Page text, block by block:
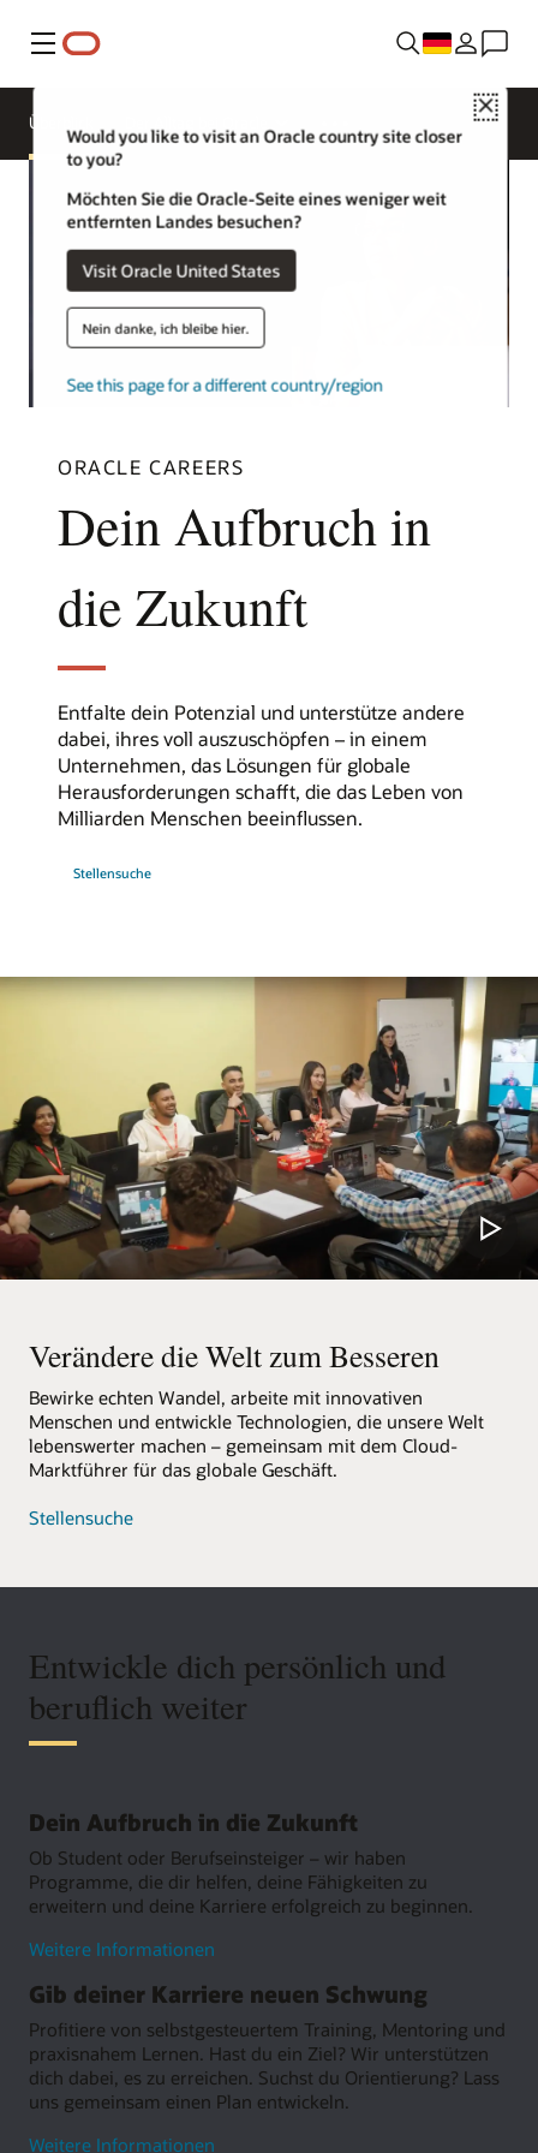
Menü
Close
Would you like to visit an Oracle country site closer
to you?
Möchten Sie die Oracle-Seite eines weniger weit
entfernten Landes besuchen?
Visit Oracle United States
Nein danke, ich bleibe hier.
See this page for a different country/region
Überblick
ORACLE CAREERS
Dein Aufbruch in
die Zukunft
Entfalte dein Potenzial und unterstütze andere
dabei, ihres voll auszuschöpfen – in einem
Unternehmen, das Lösungen für globale
Herausforderungen schafft, die das Leben von
Milliarden Menschen beeinflussen.
Stellensuche
Oracle
Verändere die Welt zum Besseren
Bewirke echten Wandel, arbeite mit innovativen
Menschen und entwickle Technologien, die unsere Welt
lebenswerter machen – gemeinsam mit dem Cloud-
Marktführer für das globale Geschäft.
Stellensuche
Entwickle dich persönlich und
beruflich weiter
Dein Aufbruch in die Zukunft
Ob Student oder Berufseinsteiger – wir haben
Programme, die dir helfen, deine Fähigkeiten zu
erweitern und deine Karriere erfolgreich zu beginnen.
Weitere Informationen
in
deine
Zukunft
Gib deiner Karriere neuen Schwung
Profitiere von selbstgesteuertem Training, Mentoring und
praxisnahem Lernen. Hast du ein Ziel? Wir unterstützen
dich dabei, es zu erreichen. Suchst du Orientierung? Lass
uns gemeinsam einen Plan entwickeln.
Weitere Informationen